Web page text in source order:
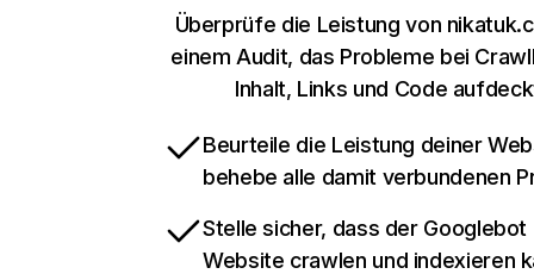
Überprüfe die Leistung von
einem Audit, das Probleme bei
Inhalt, Links und Code
Beurteile die Leistung deiner
behebe alle damit verbundenen
Stelle sicher, dass der Googlebot
Website crawlen und indexieren